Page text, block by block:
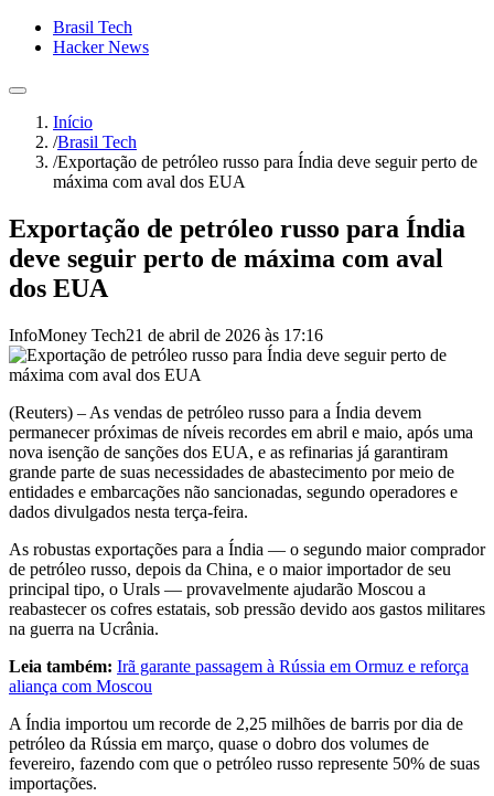
Brasil Tech
Hacker News
Início
/Brasil Tech
/Exportação de petróleo russo para Índia deve seguir perto de
máxima com aval dos EUA
Exportação de petróleo russo para Índia
deve seguir perto de máxima com aval
dos EUA
InfoMoney Tech21 de abril de 2026 às 17:16
(Reuters) – As vendas de petróleo ⁠russo para a Índia devem
permanecer próximas ⁠de níveis recordes em abril e maio, após uma
nova isenção ‌de sanções dos EUA, e as refinarias já garantiram
grande parte de suas necessidades de abastecimento por meio de
entidades e embarcações não sancionadas, ‌segundo operadores e
dados divulgados nesta terça-feira.
As robustas exportações para a Índia — o segundo maior comprador
de petróleo russo, depois da China, e o maior importador de seu
principal tipo, o Urals — provavelmente ajudarão Moscou a
reabastecer os cofres estatais, sob pressão devido aos gastos militares
na guerra na Ucrânia.
Leia também: Irã garante passagem à Rússia em Ormuz e reforça
aliança com Moscou
A ⁠Índia ‌importou um recorde de 2,25 milhões de barris por dia de
petróleo ⁠da Rússia em março, quase o dobro dos volumes de
fevereiro, fazendo com que o petróleo russo represente 50% de suas
importações.